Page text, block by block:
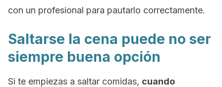
con un profesional para pautarlo correctamente.
Saltarse la cena puede no ser
siempre buena opción
Si te empiezas a saltar comidas, cuando